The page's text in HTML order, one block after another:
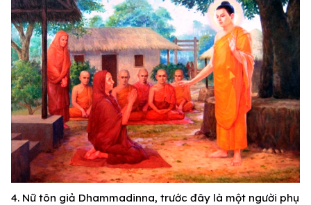
4. Nữ tôn giả Dhammadinna, trước đây là một người phụ